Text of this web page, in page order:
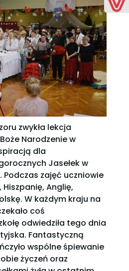
zwykła lekcja
Narodzenie w
dla
Jasełek w
Podczas zajęć uczniowie
Anglię,
W każdym kraju na
coś
odwiedziła tego dnia
Fantastyczną
wspólne śpiewanie
życzeń oraz